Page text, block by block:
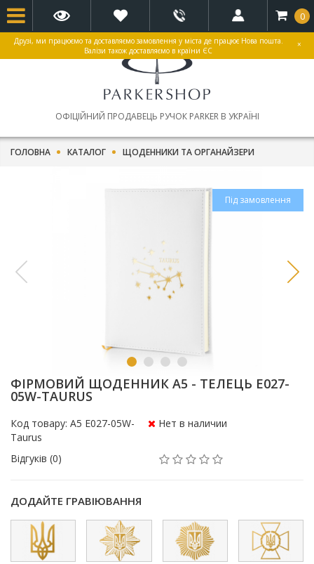
Друзі, ми працюємо та доставляємо замовлення у міста де працює Нова пошта.
Валізи також доставляємо в країни ЄС
×
ОФІЦІЙНИЙ ПРОДАВЕЦЬ РУЧОК PARKER В УКРАЇНІ
0
ГОЛОВНА КАТАЛОГ ЩОДЕННИКИ ТА ОРГАНАЙЗЕРИ
Під замовлення
ФІРМОВИЙ ЩОДЕННИК A5 - ТЕЛЕЦЬ E027-
05W-TAURUS
Код товару: A5 E027-05W-
Taurus
Нет в наличии
Відгуків (0)
ДОДАЙТЕ ГРАВІЮВАННЯ